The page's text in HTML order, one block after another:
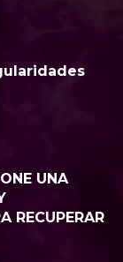
UNA
RECUPERAR